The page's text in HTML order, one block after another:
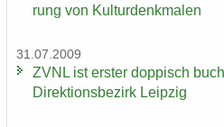
rung von Kul­tur­denk­ma­len
31.07.2009
ZVNL ist ers­ter dop­pisch
Di­rek­ti­ons­be­zirk Leip­zig